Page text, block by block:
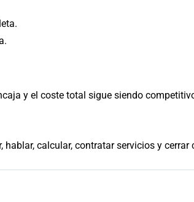
y el coste total sigue siendo
calcular, contratar servicios y cerrar